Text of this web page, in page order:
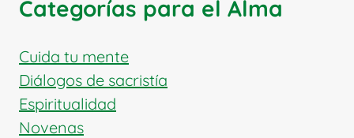
LA
Y
LA
JERARQUÍA
ECLESIÁSTICA
Categorías para el Alma
Cuida tu mente
Diálogos de sacristía
Espiritualidad
Novenas